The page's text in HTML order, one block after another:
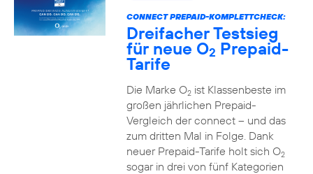
CONNECT PREPAID-KOMPLETTCHECK:
Dreifacher Testsieg
für neue O2 Prepaid-
Tarife
Die Marke O2ist Klassenbeste im
großen jährlichen Prepaid-
Vergleich der connect – und das
zum dritten Mal in Folge. Dank
neuer Prepaid-Tarife holt sich O2
sogar in drei von fünf Kategorien